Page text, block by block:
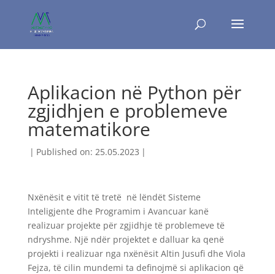
Aplikacion në Python për
zgjidhjen e problemeve
matematikore
| Published on: 25.05.2023 |
Nxënësit e vitit të tretë në lëndët Sisteme
Inteligjente dhe Programim i Avancuar kanë
realizuar projekte për zgjidhje të problemeve të
ndryshme. Një ndër projektet e dalluar ka qenë
projekti i realizuar nga nxënësit Altin Jusufi dhe Viola
Fejza, të cilin mundemi ta definojmë si aplikacion që